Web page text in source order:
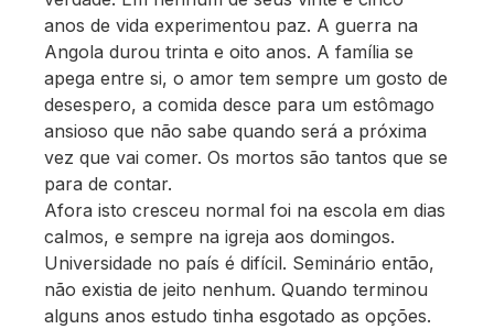
anos de vida experimentou paz. A guerra na
Angola durou trinta e oito anos. A família se
apega entre si, o amor tem sempre um gosto de
desespero, a comida desce para um estômago
ansioso que não sabe quando será a próxima
vez que vai comer. Os mortos são tantos que se
para de contar.
Afora isto cresceu normal foi na escola em dias
calmos, e sempre na igreja aos domingos.
Universidade no país é difícil. Seminário então,
não existia de jeito nenhum. Quando terminou
alguns anos estudo tinha esgotado as opções.